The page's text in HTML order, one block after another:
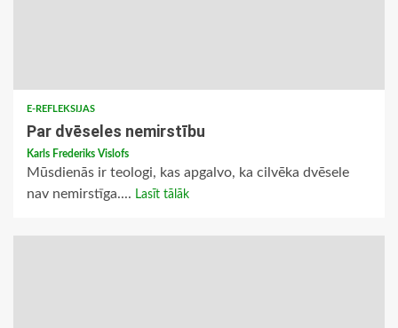
E-REFLEKSIJAS
Par dvēseles nemirstību
Karls Frederiks Vislofs
Mūsdienās ir teologi, kas apgalvo, ka cilvēka dvēsele
nav nemirstīga.... Lasīt tālāk